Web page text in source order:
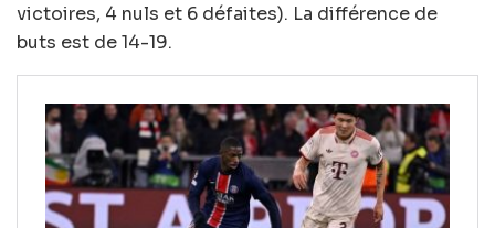
victoires, 4 nuls et 6 défaites). La différence de
buts est de 14-19.